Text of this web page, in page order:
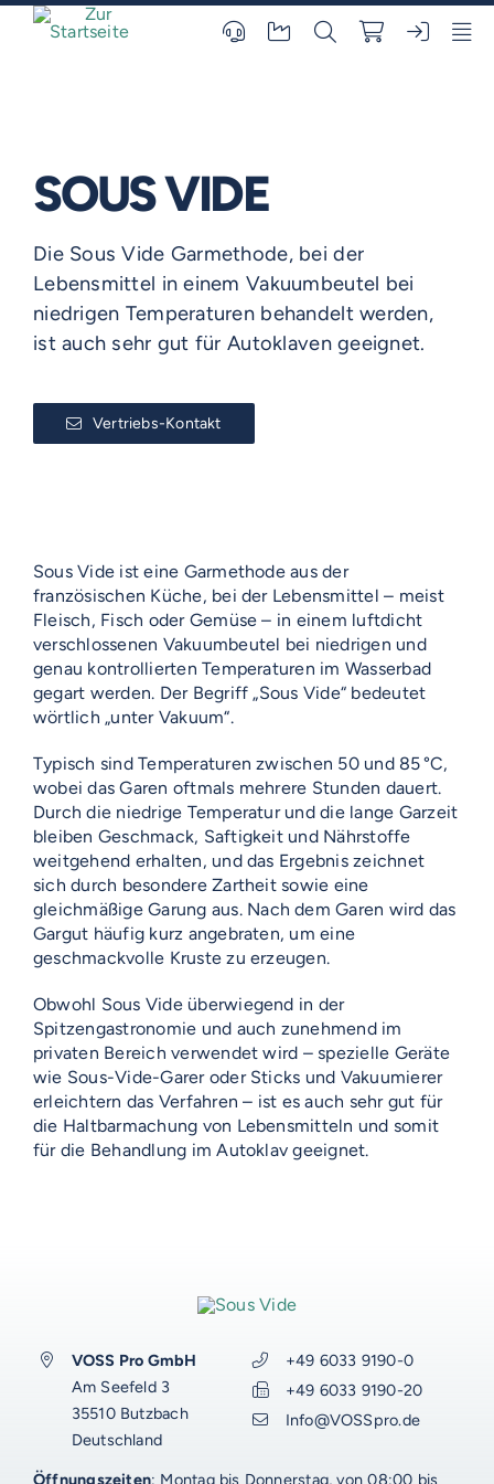
SOUS VIDE
Die Sous Vide Garmethode, bei der
Lebensmittel in einem Vakuumbeutel bei
niedrigen Temperaturen behandelt werden,
ist auch sehr gut für Autoklaven geeignet.
Vertriebs-Kontakt
Sous Vide ist eine Garmethode aus der
französischen Küche, bei der Lebensmittel – meist
Fleisch, Fisch oder Gemüse – in einem luftdicht
verschlossenen Vakuumbeutel bei niedrigen und
genau kontrollierten Temperaturen im Wasserbad
gegart werden. Der Begriff „Sous Vide“ bedeutet
wörtlich „unter Vakuum“.
Typisch sind Temperaturen zwischen 50 und 85 °C,
wobei das Garen oftmals mehrere Stunden dauert.
Durch die niedrige Temperatur und die lange Garzeit
bleiben Geschmack, Saftigkeit und Nährstoffe
weitgehend erhalten, und das Ergebnis zeichnet
sich durch besondere Zartheit sowie eine
gleichmäßige Garung aus.Nach dem Garen wird das
Gargut häufig kurz angebraten, um eine
geschmackvolle Kruste zu erzeugen.
Obwohl Sous Vide überwiegend in der
Spitzengastronomie und auch zunehmend im
privaten Bereich verwendet wird – spezielle Geräte
wie Sous-Vide-Garer oder Sticks und Vakuumierer
erleichtern das Verfahren – ist es auch sehr gut für
die Haltbarmachung von Lebensmitteln und somit
für die Behandlung im Autoklav geeignet.
VOSS Pro GmbH
Am Seefeld 3
35510 Butzbach
Deutschland
+49 6033 9190-0
+49 6033 9190-20
Info@VOSSpro.de
Öffnungszeiten: Montag bis Donnerstag, von 08:00 bis
EMERITO-MODELLE
Gläserverschließmaschinen
Abfüllmaschinen
Reinigungssysteme
Über Emerito
ERGÄNZENDES
Gebrauchtgeräte
STERIFLOW-MODELLE
STATIC
Über Steriflow
ERGÄNZENDES
Gebrauchtgeräte
WEITERE RESSOURCEN
VOSS-Akademie
VOSS Food Start-Ups
VOSS Karriere
VOSS Talentwerkstatt
VOSS Trainings
Branchen
Erfolge
Gläser
Konservendosen
Fleisch
Gemüse
VOSS-MODELLE
NOVUM
SOLID
PRAKTIK
UNIVERSAL
Über VOSS
ERGÄNZENDES
Gebrauchtgeräte
VOSS-AKADEMIE
Branchen-Übersicht
Direktvermarkter
Fertigprodukte
Fischer
Anlagen-Support
Automatisierung
Energiemanagement-Beratung
Ersatzteile und Komponenten
Technologie-Übersicht
Luftkochschränke
Raucherzeuger
Anwendung-Übersicht
Convenience
VOSS-Akademie
VOSS Food Start-Ups
ERGÄNZENDES
Gebrauchtgeräte